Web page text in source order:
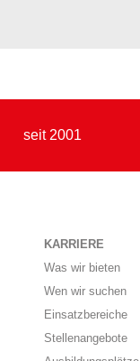
seit 2001
KARRIERE
Was wir bieten
Wen wir suchen
Einsatzbereiche
Stellenangebote